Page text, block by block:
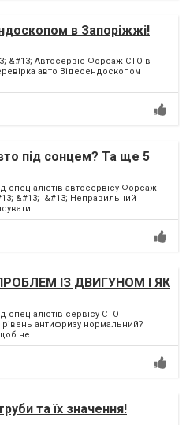
в Запоріжжі!
&#13; Автосервіс Форсаж СТО в
авто Відеоендоскопом
під сонцем? Та ще 5
спеціалістів автосервісу Форсаж
&#13; &#13; Неправильний
ІЗ ДВИГУНОМ І ЯК
спеціалістів сервісу СТО
антифризу нормальний?
не...
та їх значення!